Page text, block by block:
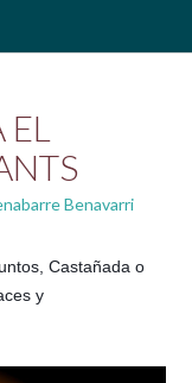
Benavarri
Castañada o
y